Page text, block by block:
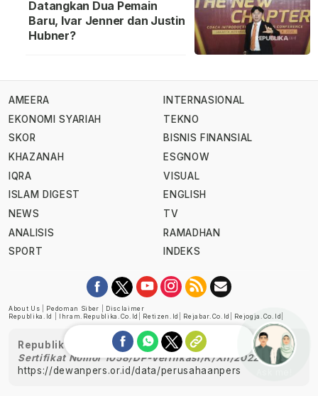
Datangkan Dua Pemain
Baru, Ivar Jenner dan Justin
Hubner?
AMEERA
EKONOMI SYARIAH
SKOR
KHAZANAH
IQRA
ISLAM DIGEST
NEWS
ANALISIS
SPORT
INTERNASIONAL
TEKNO
BISNIS FINANSIAL
ESGNOW
VISUAL
ENGLISH
TV
RAMADHAN
INDEKS
About Us Pedoman Siber
Disclaimer
Republika.id
Ihram.republika.co.id Retizen.id Rejabar.co.id Rejogja.co.id
Republika telah diverifikasi oleh Dewan Pers
Sertifikat Nomor 1058/DP-Verifikasi/K/XII/2022
https://dewanpers.or.id/data/perusahaanpers